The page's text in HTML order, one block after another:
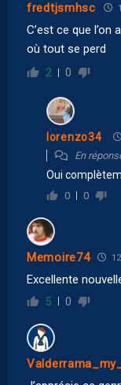
fredtjsmhsc
C’est ce que l’on
où tout se perd
2 0
lorenzo34
En
Oui
0 0
Memoire74
Excellente
5 0